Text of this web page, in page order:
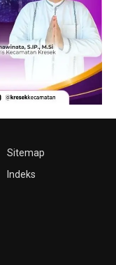
Sitemap
Indeks